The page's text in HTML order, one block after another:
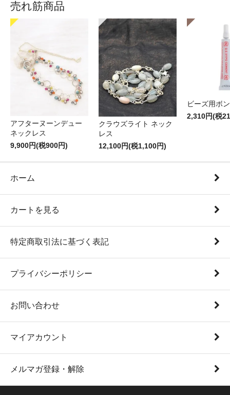
売れ筋商品
アフターヌーンデュー
ネックレス
9,900円(税900円)
クラウズライト ネック
レス
12,100円(税1,100円)
ビーズ用ボ
2,310円(税
ホーム
カートを見る
特定商取引法に基づく表記
プライバシーポリシー
お問い合わせ
マイアカウント
メルマガ登録・解除